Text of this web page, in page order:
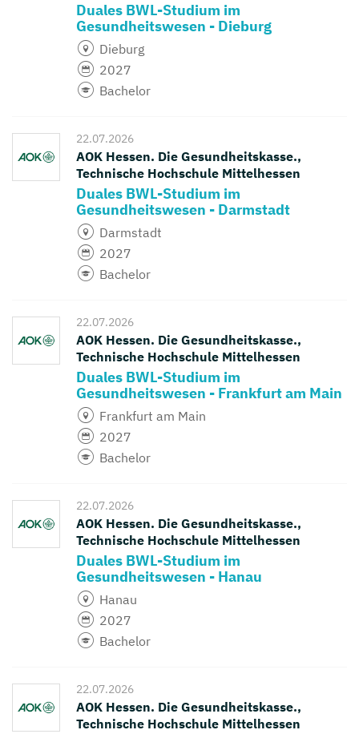
Duales BWL-Studium im
Gesundheitswesen - Dieburg
Dieburg
2027
Bachelor
22.07.2026
AOK Hessen. Die Gesundheitskasse.,
Technische Hochschule Mittelhessen
Duales BWL-Studium im
Gesundheitswesen - Darmstadt
Darmstadt
2027
Bachelor
22.07.2026
AOK Hessen. Die Gesundheitskasse.,
Technische Hochschule Mittelhessen
Duales BWL-Studium im
Gesundheitswesen - Frankfurt am Main
Frankfurt am Main
2027
Bachelor
22.07.2026
AOK Hessen. Die Gesundheitskasse.,
Technische Hochschule Mittelhessen
Duales BWL-Studium im
Gesundheitswesen - Hanau
Hanau
2027
Bachelor
22.07.2026
AOK Hessen. Die Gesundheitskasse.,
Technische Hochschule Mittelhessen